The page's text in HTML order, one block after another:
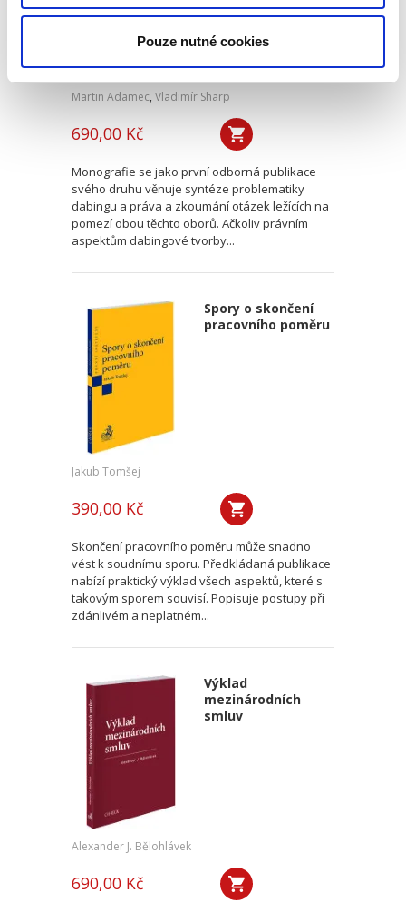
Pouze nutné cookies
Martin Adamec, Vladimír Sharp
690,00 Kč
Monografie se jako první odborná publikace
svého druhu věnuje syntéze problematiky
dabingu a práva a zkoumání otázek ležících na
pomezí obou těchto oborů. Ačkoliv právním
aspektům dabingové tvorby...
Spory o skončení
pracovního poměru
Jakub Tomšej
390,00 Kč
Skončení pracovního poměru může snadno
vést k soudnímu sporu. Předkládaná publikace
nabízí praktický výklad všech aspektů, které s
takovým sporem souvisí. Popisuje postupy při
zdánlivém a neplatném...
Výklad
mezinárodních
smluv
Alexander J. Bělohlávek
690,00 Kč